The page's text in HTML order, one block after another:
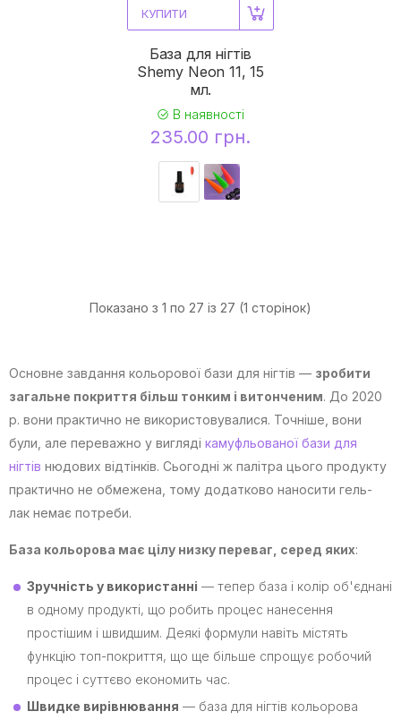
КУПИТИ
База для нігтів
Shemy Neon 11, 15
мл.
В наявності
235.00 грн.
Показано з 1 по 27 із 27 (1 сторінок)
Основне завдання кольорової бази для нігтів — зробити
загальне покриття більш тонким і витонченим. До 2020
р. вони практично не використовувалися. Точніше, вони
були, але переважно у вигляді камуфльованої бази для
нігтів нюдових відтінків. Сьогодні ж палітра цього продукту
практично не обмежена, тому додатково наносити гель-
лак немає потреби.
База кольорова має цілу низку переваг, серед яких:
Зручність у використанні — тепер база і колір об'єднані
в одному продукті, що робить процес нанесення
простішим і швидшим. Деякі формули навіть містять
функцію топ-покриття, що ще більше спрощує робочий
процес і суттєво економить час.
Швидке вирівнювання — база для нігтів кольорова